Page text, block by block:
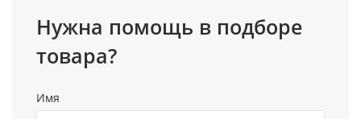
Нужна помощь в подборе
товара?
Имя